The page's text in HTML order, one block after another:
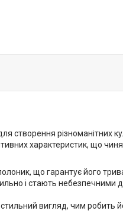
створення різноманітних
характеристик, що
що гарантує його
і стають небезпечними
вигляд, чим робить